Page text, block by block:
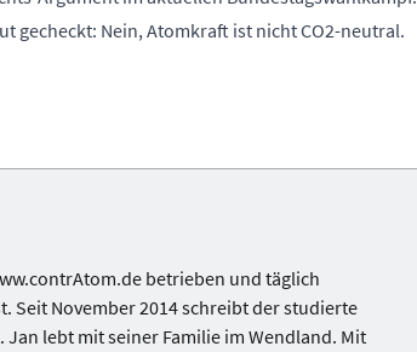
gecheckt: Nein, Atomkraft ist nicht CO2-neutral.
betrieben und täglich
Seit November 2014 schreibt der studierte
lebt mit seiner Familie im Wendland. Mit